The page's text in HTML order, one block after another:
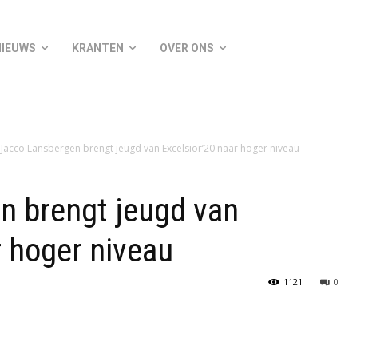
KRANTEN OVER ONS
Jacco Lansbergen brengt jeugd van Excelsior’20 naar hoger niveau
brengt jeugd van
hoger niveau
0
1121